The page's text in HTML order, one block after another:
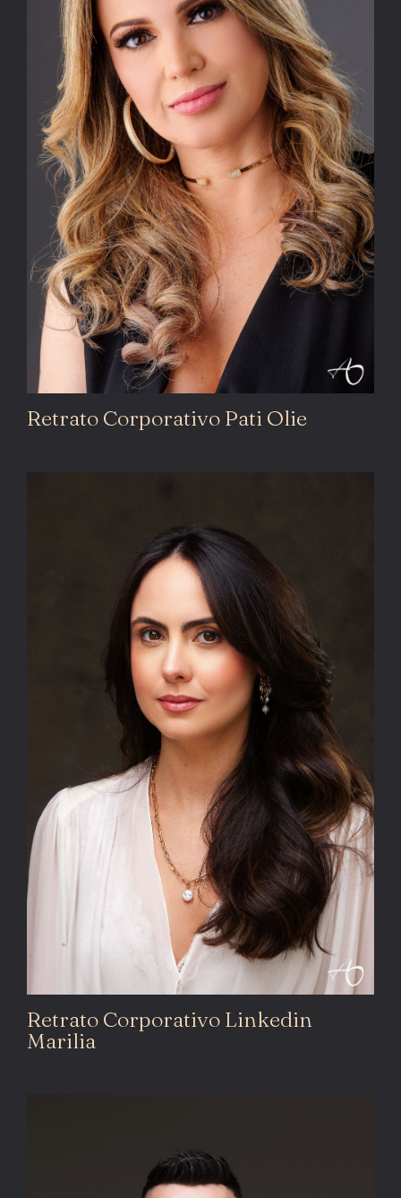
Retrato Corporativo Pati Olie
Retrato Corporativo Linkedin
Marilia